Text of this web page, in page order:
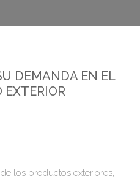
DEMANDA EN EL
EXTERIOR
los productos exteriores,